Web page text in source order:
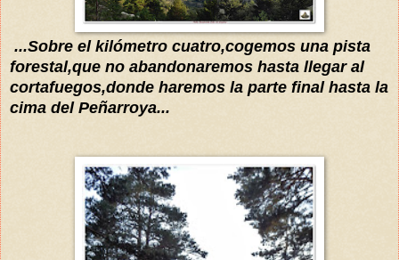
...Sobre el kilómetro cuatro,cogemos una pista
forestal,que no abandonaremos hasta llegar al
cortafuegos,donde haremos la parte final hasta la
cima del Peñarroya...